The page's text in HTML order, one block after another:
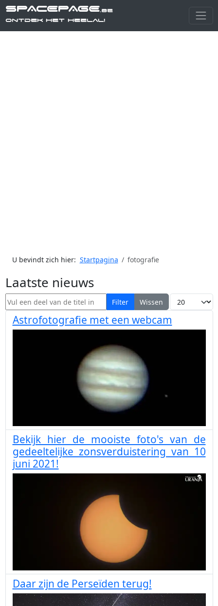
SPACEPAGE.be
Ontdek het heelal!
U bevindt zich hier: Startpagina fotografie
Laatste nieuws
Vul een deel van de titel in Filter Wissen Toon #
Astrofotografie met een webcam
Bekijk hier de mooiste foto's van de
gedeeltelijke zonsverduistering van 10
juni 2021!
Daar zijn de Perseïden terug!